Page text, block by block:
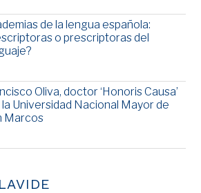
de la lengua española:
o prescriptoras del
Oliva, doctor ‘Honoris Causa’
Universidad Nacional Mayor de
Marcos